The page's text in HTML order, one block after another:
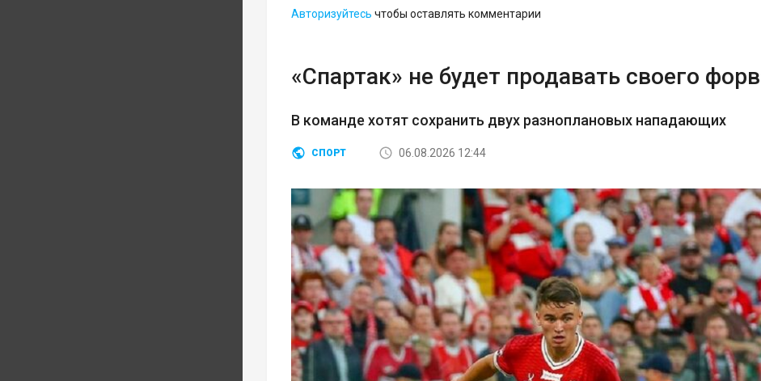
Авторизуйтесь чтобы оставлять комментарии
«Спартак» не будет продавать своего
В команде хотят сохранить двух разноплановых нападающих
СПОРТ 06.08.2026 12:44